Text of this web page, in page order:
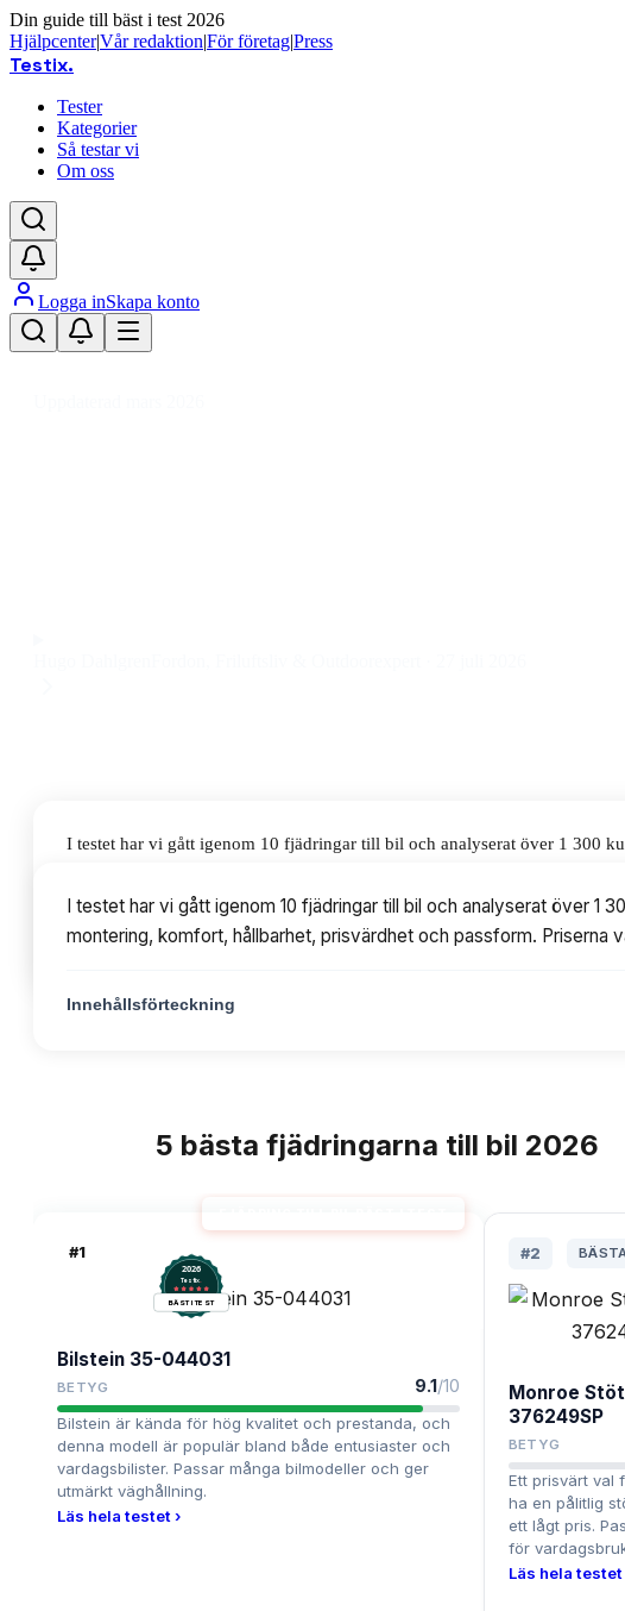
Din guide till bäst i test 2026
Hjälpcenter|Vår redaktion|För företag|Press
Testix.
Tester
Kategorier
Så testar vi
Om oss
Logga inSkapa konto
I testet har vi gått igenom 10 fjädringar till bil och analyserat över 1 300
Innehållsförteckning
I testet har vi gått igenom 10 fjädringar till bil och analyserat över
montering, komfort, hållbarhet, prisvärdhet och passform. Priserna
Innehållsförteckning
5 bästafjädringarna till bil 2026
#1
2026
Testix.
BÄST I TEST
Bilstein 35-044031
BETYG 9.1/10
Bilstein är kända för hög kvalitet och prestanda, och
denna modell är populär bland både entusiaster och
vardagsbilister. Passar många bilmodeller och ger
utmärkt väghållning.
Läs hela testet ›
#2
Monroe
376249SP
BETYG
Ett prisvärt val
ha en pålitlig
ett lågt pris.
för
Läs hela testet